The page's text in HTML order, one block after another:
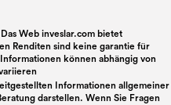
Web inveslar.com bietet
Renditen sind keine garantie für
können abhängig von
Informationen allgemeiner
darstellen. Wenn Sie Fragen